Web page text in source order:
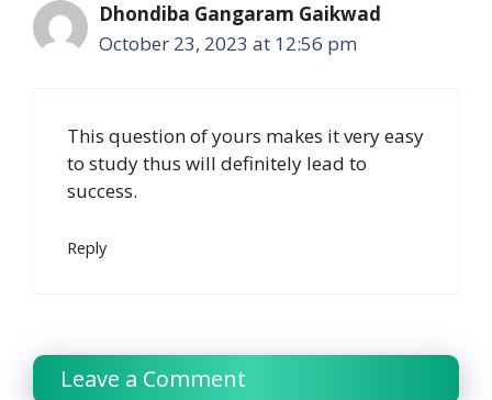
Dhondiba Gangaram Gaikwad
October 23, 2023 at 12:56 pm
This question of yours makes it very easy
to study thus will definitely lead to
success.
Reply
Leave a Comment